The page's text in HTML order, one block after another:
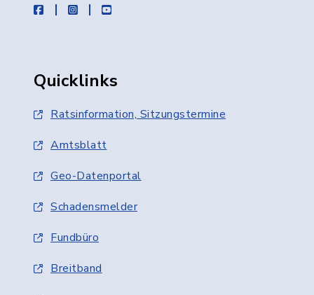
facebookinstagramyoutube
Quicklinks
Ratsinformation, Sitzungstermine
Amtsblatt
Geo-Datenportal
Schadensmelder
Fundbüro
Breitband